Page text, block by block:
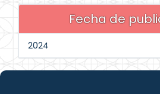
Fecha de
2024